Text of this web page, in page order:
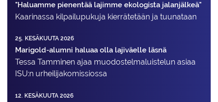
"Haluamme pienentää lajimme ekologista jalanjälkeä"
Kaarinassa kilpailupukuja kierrätetään ja tuunataan
25. KESÄKUUTA 2026
Marigold-alumni haluaa olla lajiväelle läsnä
Tessa Tamminen ajaa muodostelma­luistelun asiaa
ISU:n urheilija­komissiossa
12. KESÄKUUTA 2026